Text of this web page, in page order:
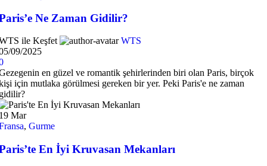
Ne Zaman Gidilir?
ile Keşfet
WTS
09/2025
en güzel ve romantik şehirlerinden biri olan Paris, birçok
için mutlaka görülmesi gereken bir yer. Peki Paris'e ne zaman
Mar
, Gurme
En İyi Kruvasan Mekanları